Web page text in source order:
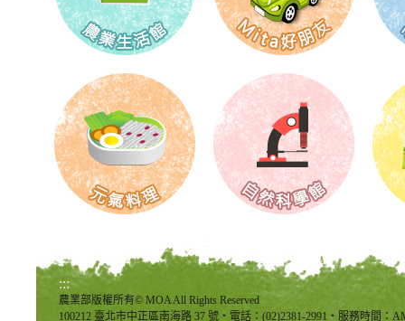
:::
農業部版權所有© MOA All Rights Reserved
100212 臺北市中正區南海路 37 號‧電話：(02)2381-2991‧服務時間：